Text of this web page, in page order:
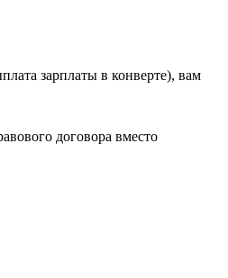
зарплаты в конверте), вам
договора вместо